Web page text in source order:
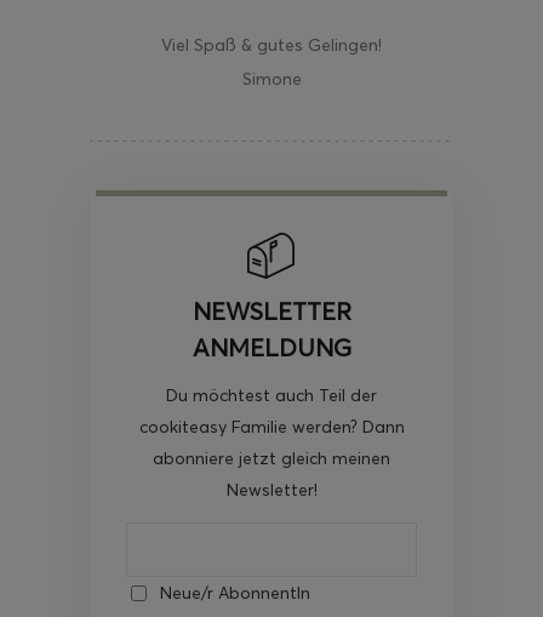
Viel Spaß & gutes Gelingen!
Simone
NEWSLETTER
ANMELDUNG
Du möchtest auch Teil der
cookiteasy Familie werden? Dann
abonniere jetzt gleich meinen
Newsletter!
Neue/r AbonnentIn